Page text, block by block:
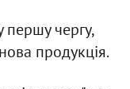
чергу,
продукція.